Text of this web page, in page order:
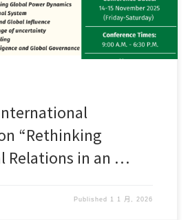
“Rethinking
Relations in an …
Published 1 1 月, 2026